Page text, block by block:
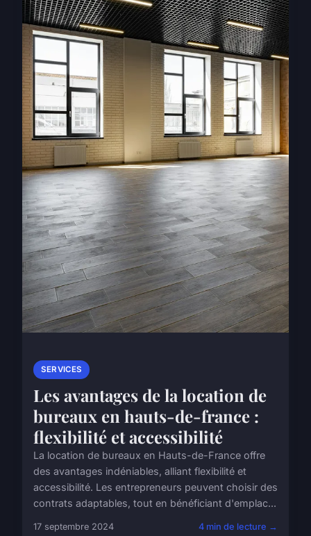
SERVICES
Les avantages de la location de
bureaux en hauts-de-france :
flexibilité et accessibilité
La location de bureaux en Hauts-de-France offre
des avantages indéniables, alliant flexibilité et
accessibilité. Les entrepreneurs peuvent choisir des
contrats adaptables, tout en bénéficiant d'emplac...
17 septembre 2024 4 min de lecture →